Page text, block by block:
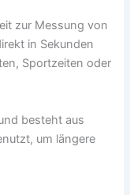
zur Messung von
in Sekunden
Sportzeiten oder
besteht aus
um längere